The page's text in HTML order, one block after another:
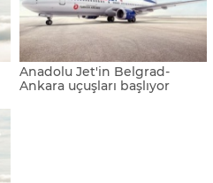
Anadolu Jet'in Belgrad-
Ankara uçuşları başlıyor